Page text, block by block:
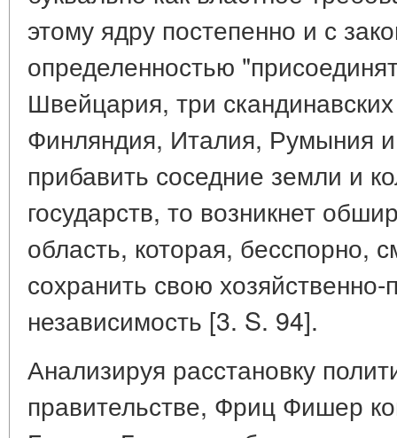
этому ядру постепенно и с
определенностью
Швейцария, три
Финляндия, Италия, Румыния
прибавить соседние земли и
государств, то возникнет
область, которая, бесспорно,
сохранить свою хозяйственно-
независимость [3. S. 94].
Анализируя расстановку
правительстве, Фриц Фишер